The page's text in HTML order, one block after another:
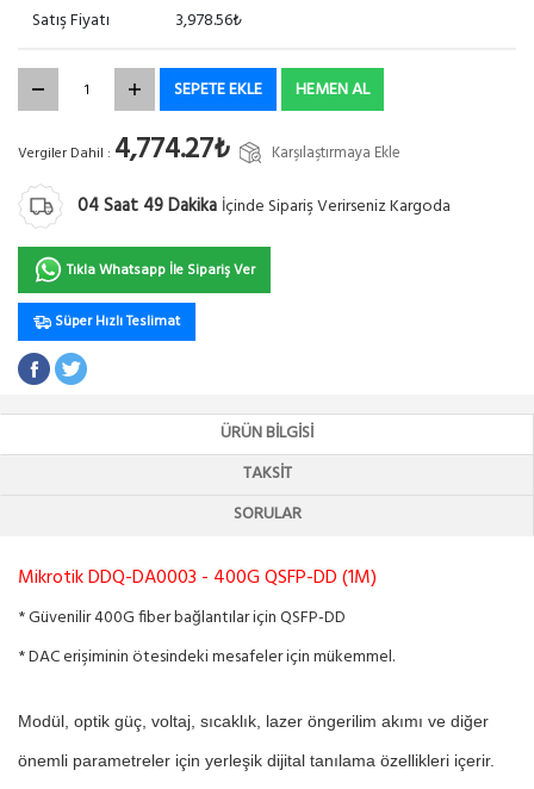
Satış Fiyatı 3,978.56₺
SEPETE EKLE HEMEN AL
Vergiler Dahil : 4,774.27₺ Karşılaştırmaya Ekle
04Saat 49Dakika İçinde Sipariş Verirseniz Kargoda
Tıkla Whatsapp İle Sipariş Ver
Süper Hızlı Teslimat
ÜRÜN BILGISI
TAKSIT
SORULAR
Mikrotik DDQ-DA0003 - 400G QSFP-DD (1M)
* Güvenilir 400G fiber bağlantılar için QSFP-DD
* DAC erişiminin ötesindeki mesafeler için mükemmel.
Modül, optik güç, voltaj, sıcaklık, lazer öngerilim akımı ve diğer
önemli parametreler için yerleşik dijital tanılama özellikleri içerir.